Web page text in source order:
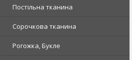
Постільна тканина
Сорочкова тканина
Рогожка, Букле